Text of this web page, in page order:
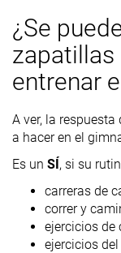
¿Se
zapatillas
entrenar
A ver, la
a hacer en el
Es un SÍ, si su
carreras de
correr y
ejercicios de
ejercicios